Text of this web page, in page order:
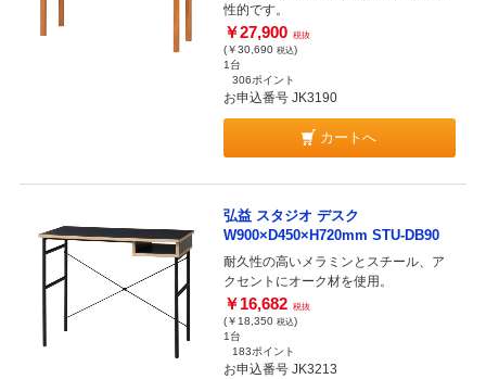
性的です。
￥27,900 税抜
(￥30,690 税込)
1台
306ポイント
お申込番号 JK3190
カートへ
弘益 スタジオ デスク
W900×D450×H720mm STU-DB90
耐久性の高いメラミンとスチール、ア
クセントにオーク材を使用。
￥16,682 税抜
(￥18,350 税込)
1台
183ポイント
お申込番号 JK3213